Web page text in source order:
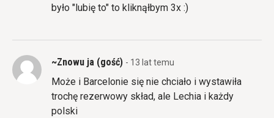
było "lubię to" to kliknąłbym 3x :)
~Znowu ja (gość) - 13 lat temu
Może i Barcelonie się nie chciało i wystawiła
trochę rezerwowy skład, ale Lechia i każdy
polski